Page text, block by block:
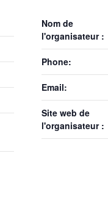
Nom de
l'organisateur :
Phone:
Email:
Site web de
l'organisateur :